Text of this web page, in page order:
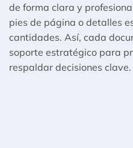
de forma clara y
pies de página o detalles
cantidades. Así, cada
soporte estratégico para
respaldar decisiones clave.